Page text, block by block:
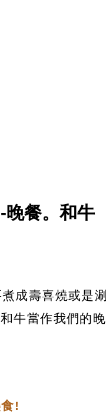
餐。和牛
成壽喜燒或是涮
牛當作我們的晚
!